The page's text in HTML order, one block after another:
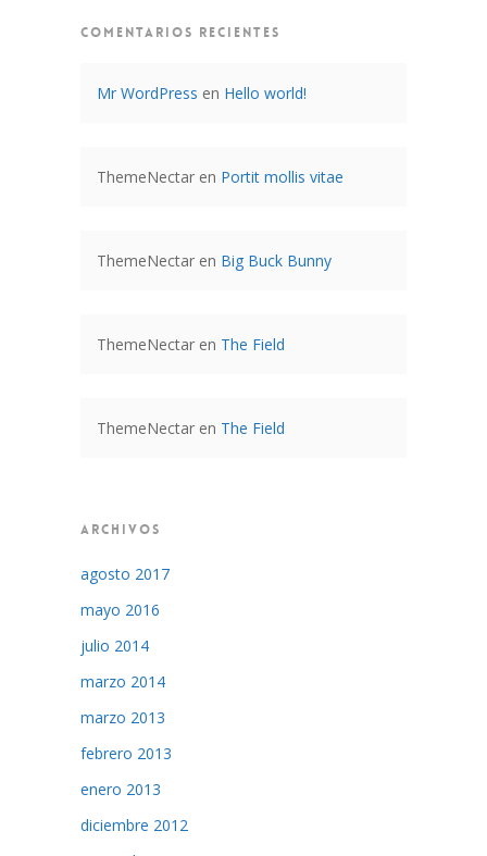
COMENTARIOS RECIENTES
Mr WordPress en Hello world!
ThemeNectar en Portit mollis vitae
ThemeNectar en Big Buck Bunny
ThemeNectar en The Field
ThemeNectar en The Field
ARCHIVOS
agosto 2017
mayo 2016
julio 2014
marzo 2014
marzo 2013
febrero 2013
enero 2013
diciembre 2012